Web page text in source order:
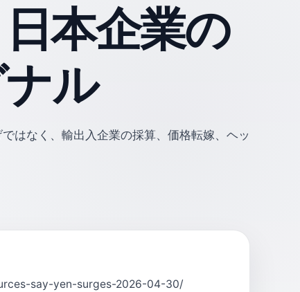
本企業の
ル
はなく、輸出入企業の採算、価格転嫁、ヘッ
say-yen-surges-2026-04-30/